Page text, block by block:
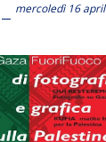
mercoledì 16